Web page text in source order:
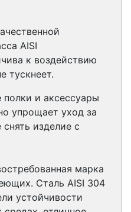
AISI
к воздействию
тускнеет.
полки и аксессуары
упрощает уход за
изделие с
марка
Сталь AISI 304
устойчивости